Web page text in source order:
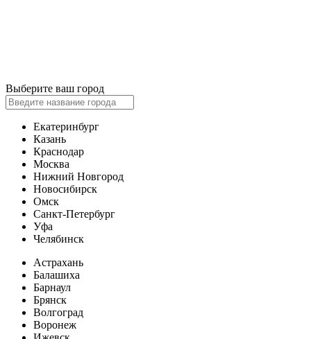
Выберите ваш город
Екатеринбург
Казань
Краснодар
Москва
Нижний Новгород
Новосибирск
Омск
Санкт-Петербург
Уфа
Челябинск
Астрахань
Балашиха
Барнаул
Брянск
Волгоград
Воронеж